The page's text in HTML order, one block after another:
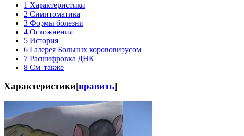
1 Характеристики
2 Симптоматика
3 Формы болезни
4 Осложнения
5 История
6 Галерея Больных корововирусом
7 Расшифровка ДНК
8 См. также
Характеристики[править]